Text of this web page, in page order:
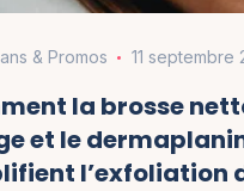
& Promos 11 septembre
la brosse
et le
l’exfoliation